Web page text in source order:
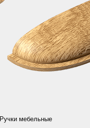
Ручки мебельные